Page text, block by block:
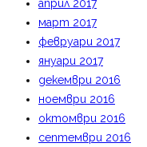
април 2017
март 2017
февруари 2017
януари 2017
декември 2016
ноември 2016
октомври 2016
септември 2016